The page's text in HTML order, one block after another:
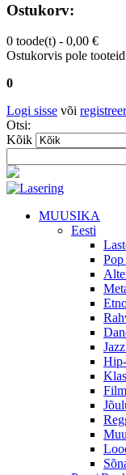
Ostukorv:
0 toode(t) - 0,00 €
Ostukorvis pole
0
Logi sisse või
Otsi:
Kõik
MUUSIKA
Eesti